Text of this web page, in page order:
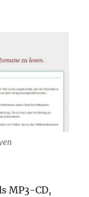
MP3-CD,